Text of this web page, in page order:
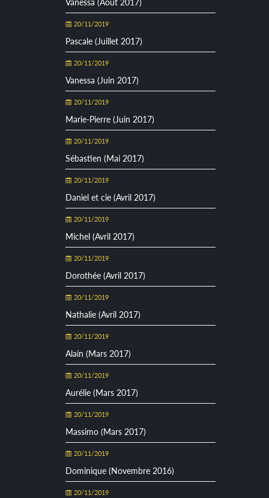
Vanessa (Août 2017)
20/11/2019
Pascale (Juillet 2017)
20/11/2019
Vanessa (Juin 2017)
20/11/2019
Marie-Pierre (Juin 2017)
20/11/2019
Sébastien (Mai 2017)
20/11/2019
Daniel et cie (Avril 2017)
20/11/2019
Michel (Avril 2017)
20/11/2019
Dorothée (Avril 2017)
20/11/2019
Nathalie (Avril 2017)
20/11/2019
Alain (Mars 2017)
20/11/2019
Aurélie (Mars 2017)
20/11/2019
Massimo (Mars 2017)
20/11/2019
Dominique (Novembre 2016)
20/11/2019